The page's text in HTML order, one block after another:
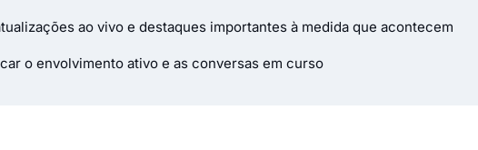
ao vivo e destaques importantes à medida que acontecem
o envolvimento ativo e as conversas em curso